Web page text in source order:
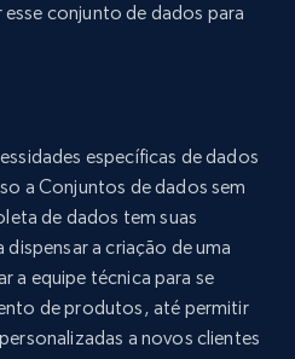
conjunto de dados para
específicas de dados
a Conjuntos de dados sem
de dados tem suas
a criação de uma
a equipe técnica para se
de produtos, até permitir
a novos clientes